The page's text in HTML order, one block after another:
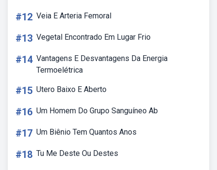
#12 Veia E Arteria Femoral
#13 Vegetal Encontrado Em Lugar Frio
#14 Vantagens E Desvantagens Da Energia
Termoelétrica
#15 Utero Baixo E Aberto
#16 Um Homem Do Grupo Sanguíneo Ab
#17 Um Biênio Tem Quantos Anos
#18 Tu Me Deste Ou Destes